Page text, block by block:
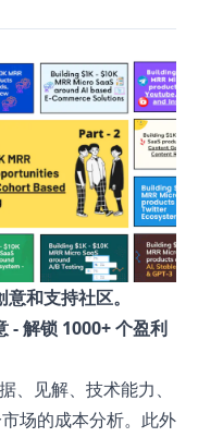
和支持社区。
- 解锁 1000+ 个盈利
、见解、技术能力、
场的成本分析。此外